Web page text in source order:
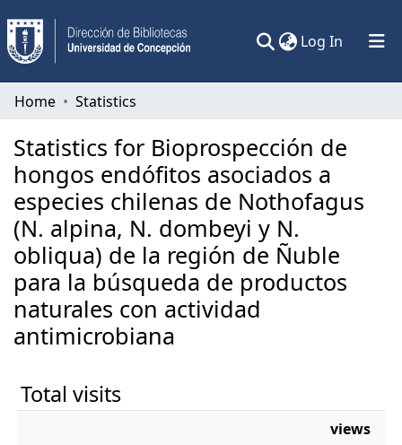
Log In (current)
Communities & Collections
All of DSpace
Home Statistics
Statistics for Bioprospección de
hongos endófitos asociados a
especies chilenas de Nothofagus
(N. alpina, N. dombeyi y N.
obliqua) de la región de Ñuble
para la búsqueda de productos
naturales con actividad
antimicrobiana
Total visits
views